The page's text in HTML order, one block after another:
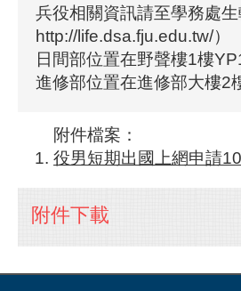
兵役相關資訊請至學務處
http://life.dsa.fju.edu.tw/）
日間部位置在野聲樓1樓
進修部位置在進修部大樓2
附件檔案：
役男短期出國上網申請
附件下載